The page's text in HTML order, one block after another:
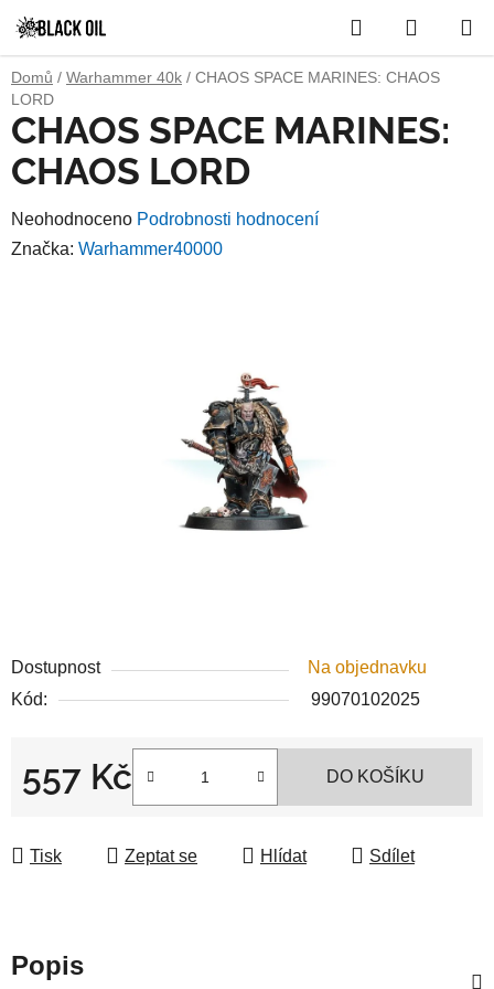
na
obsah
Hledat
KOŠÍK
Domů / Warhammer 40k / CHAOS SPACE MARINES: CHAOS
LORD
Dostupnost
Na objednavku
Kód:
99070102025
557 Kč DO KOŠÍKU
Tisk Zeptat se Hlídat Sdílet
CHAOS SPACE MARINES:
CHAOS LORD
Průměrné
hodnocení
Neohodnoceno Podrobnosti hodnocení
Značka: Warhammer40000
Popis